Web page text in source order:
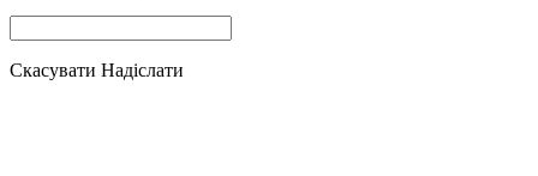
Скасувати Надіслати